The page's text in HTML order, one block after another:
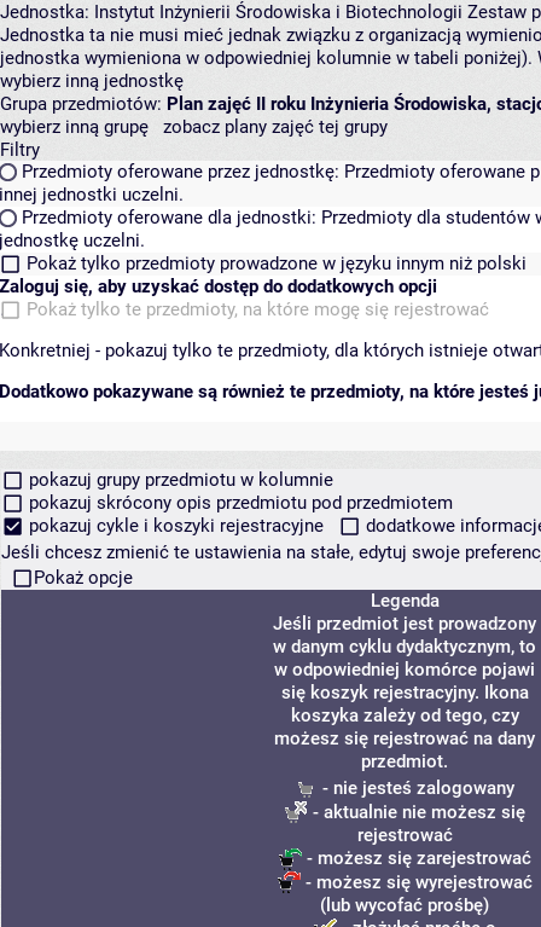
Jednostka: Instytut Inżynierii Środowiska i Biotechnologii Zestaw
Jednostka ta nie musi mieć jednak związku z organizacją
jednostka wymieniona w odpowiedniej kolumnie w tabeli
wybierz inną jednostkę
Grupa przedmiotów: Plan zajęć II roku Inżynieria Środowiska,
wybierz inną grupę
zobacz plany zajęć tej grupy
Filtry
Przedmioty oferowane przez jednostkę: Przedmioty oferowane
innej jednostki uczelni.
Przedmioty oferowane dla jednostki: Przedmioty dla studentów
jednostkę uczelni.
Pokaż tylko przedmioty prowadzone w języku innym niż polski
Zaloguj się, aby uzyskać dostęp do dodatkowych opcji
Pokaż tylko te przedmioty, na które mogę się rejestrować
Konkretniej - pokazuj tylko te przedmioty, dla których istnieje
Dodatkowo pokazywane są również te przedmioty, na które jesteś
pokazuj grupy przedmiotu w kolumnie
pokazuj skrócony opis przedmiotu pod przedmiotem
pokazuj cykle i koszyki rejestracyjne
dodatkowe
Jeśli chcesz zmienić te ustawienia na stałe, edytuj swoje
Pokaż opcje
Legenda
Jeśli przedmiot jest prowadzony
w danym cyklu dydaktycznym, to
w odpowiedniej komórce pojawi
się koszyk rejestracyjny. Ikona
koszyka zależy od tego, czy
możesz się rejestrować na dany
przedmiot.
- nie jesteś zalogowany
- aktualnie nie możesz się
rejestrować
- możesz się zarejestrować
- możesz się wyrejestrować
(lub wycofać prośbę)